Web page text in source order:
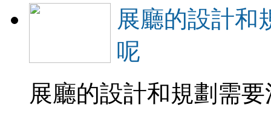
展廳的設計和
呢
展廳的設計和規劃需